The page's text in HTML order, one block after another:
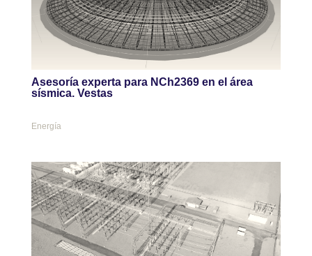
Asesoría experta para NCh2369 en el área
sísmica. Vestas
Energía